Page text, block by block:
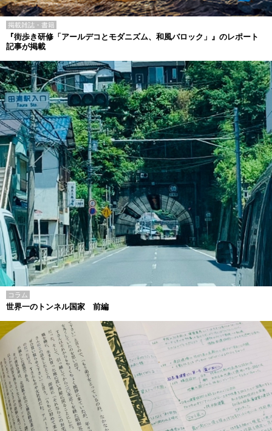
掲載雑誌・書籍
『街歩き研修「アールデコとモダニズム、和風バロック」』のレポート
記事が掲載
コラム
世界一のトンネル国家 前編